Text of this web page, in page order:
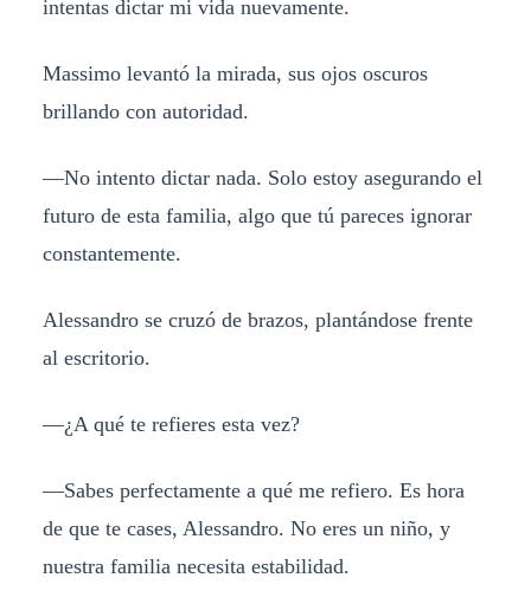
intentas dictar mi vida nuevamente.
Massimo levantó la mirada, sus ojos oscuros
brillando con autoridad.
—No intento dictar nada. Solo estoy asegurando el
futuro de esta familia, algo que tú pareces ignorar
constantemente.
Alessandro se cruzó de brazos, plantándose frente
al escritorio.
—¿A qué te refieres esta vez?
—Sabes perfectamente a qué me refiero. Es hora
de que te cases, Alessandro. No eres un niño, y
nuestra familia necesita estabilidad.